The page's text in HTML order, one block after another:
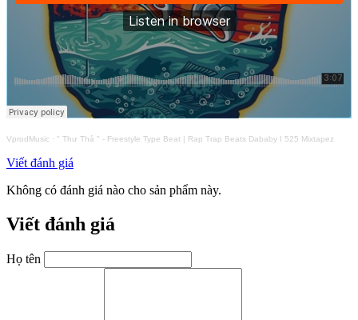
VprodMusic · " Thư Thả " - Freestyle Type Beat | Rap Trap Beats Dababy I 525 Mixtapez
Viết đánh giá
Không có đánh giá nào cho sản phẩm này.
Viết đánh giá
Họ tên